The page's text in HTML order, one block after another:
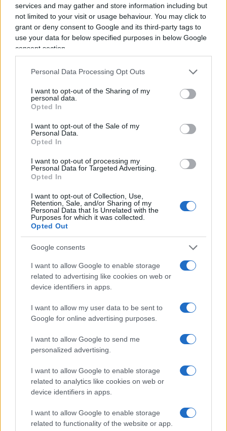
services and may gather and store information including but
not limited to your visit or usage behaviour. You may click to
grant or deny consent to Google and its third-party tags to
use your data for below specified purposes in below Google
consent section.
Personal Data Processing Opt Outs
I want to opt-out of the Sharing of my
personal data.
Opted In
I want to opt-out of the Sale of my
Personal Data.
Opted In
I want to opt-out of processing my
Personal Data for Targeted Advertising.
Opted In
I want to opt-out of Collection, Use,
Retention, Sale, and/or Sharing of my
Personal Data that Is Unrelated with the
Purposes for which it was collected.
Opted Out
Google consents
I want to allow Google to enable storage
related to advertising like cookies on web or
device identifiers in apps.
I want to allow my user data to be sent to
Google for online advertising purposes.
I want to allow Google to send me
personalized advertising.
I want to allow Google to enable storage
related to analytics like cookies on web or
device identifiers in apps.
I want to allow Google to enable storage
related to functionality of the website or app.
Competenti, bisogna leggere di più, così ci si
vaccina dalsovranismo; per ideologia si
approfitta dell’emergenza per cancellare l’illegalità
di seicentomila clandestini; per ideologia si
giusto, tutte di stampo comunistoide o grillino-
sinistro, dai raccomandati della Cgil a quelli di
Casaleggio; per ideologia, e della più infame, si
sguinzagliando il giornale-partito-ideologia; per
ideologia si comanda – non si governa, che è
tutt’altro affare – a colpi di decreti ministeriali, si
umiliano le opposizioni, si pratica il vittimismo a
e repressione di poveri cristi a forze dell’ordine
che giorno per giorno si trasformano in sbirraglia
e perdono il favore dei cittadini, perché non ci
mettono quasi nessun buon senso, nessuna
elasticità, nessunissima comprensione. Le
immagini della caccia al podista o al commensale
da terrazzo resteranno come una macchia
grottesca nella storiella nazionale. Voilà la
recherche du temp retrouvé. Ma il tempo perso
non si riguadagna. Mai.
Si sa com’è l’ideologia: offusca la realtà, la
sostituisce e, alla resa dei conti, se la realtà non
torna, l’ideologizzato ha una sola soluzione:
spingere ancor più sull’ideologia. Magari
ribaltando il frittatone, ma sempre con la stessa